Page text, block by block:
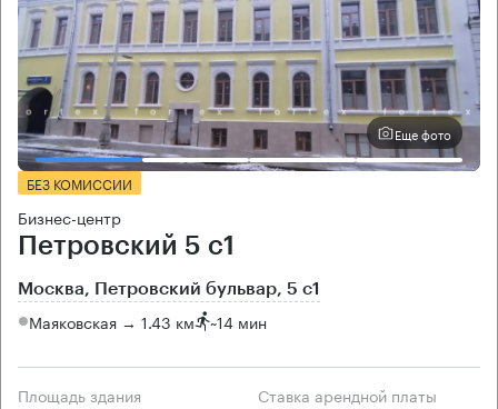
Еще фото
БЕЗ КОМИССИИ
Бизнес-центр
Петровский 5 с1
Москва, Петровский бульвар, 5 с1
Маяковская → 1.43 км ~14 мин
Площадь здания Ставка арендной платы